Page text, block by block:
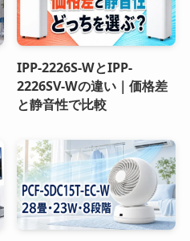
IPP-2226S-WとIPP-
2226SV-Wの違い｜価格差
と静音性で比較